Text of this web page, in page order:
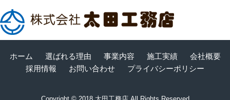
ホーム 選ばれる理由 事業内容 施工実績
会社概要
採用情報
お問い合わせ プライバシーポリシー